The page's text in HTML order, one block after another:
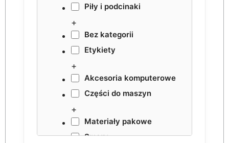
Piły i podcinaki
+
Bez kategorii
Etykiety
+
Akcesoria komputerowe
Części do maszyn
+
Materiały pakowe
Smary